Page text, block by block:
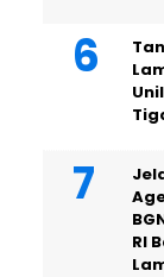
RI